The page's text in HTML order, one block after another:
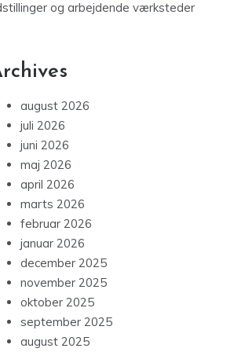
og arbejdende værksteder
august 2026
juli 2026
juni 2026
maj 2026
april 2026
marts 2026
februar 2026
januar 2026
december 2025
november 2025
oktober 2025
september 2025
august 2025